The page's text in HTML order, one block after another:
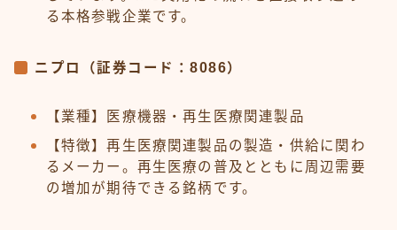
る本格参戦企業です。
ニプロ（証券コード：8086）
【業種】医療機器・再生医療関連製品
【特徴】再生医療関連製品の製造・供給に関わ
るメーカー。再生医療の普及とともに周辺需要
の増加が期待できる銘柄です。